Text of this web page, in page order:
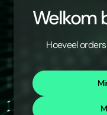
Welkom
Hoeveel